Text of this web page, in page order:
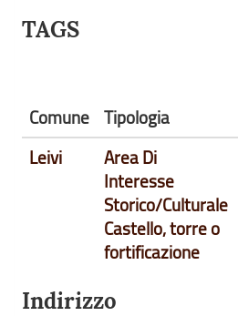
TAGS
Comune Tipologia
Leivi
Area Di
Interesse
Storico/Culturale
Castello, torre o
fortificazione
Indirizzo